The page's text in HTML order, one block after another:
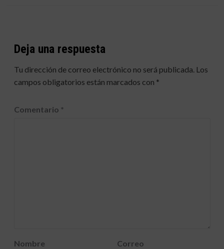
Deja una respuesta
Tu dirección de correo electrónico no será publicada. Los
campos obligatorios están marcados con *
Comentario *
Nombre
Correo